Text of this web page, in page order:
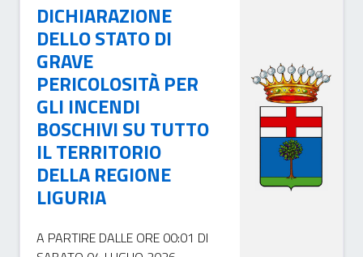
DICHIARAZIONE
DELLO STATO DI
GRAVE
PERICOLOSITÀ PER
GLI INCENDI
BOSCHIVI SU TUTTO
IL TERRITORIO
DELLA REGIONE
LIGURIA
A PARTIRE DALLE ORE 00:01 DI